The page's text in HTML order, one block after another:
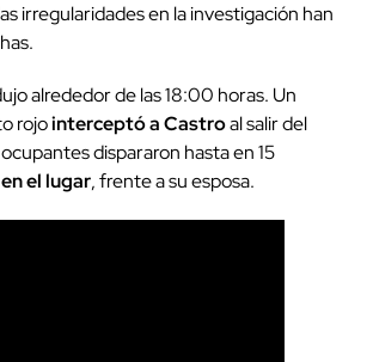
irregularidades en la investigación han
alrededor de las 18:00 horas. Un
rojointerceptó a Castroal salir del
dispararon hasta en 15
el lugar, frente a su esposa.